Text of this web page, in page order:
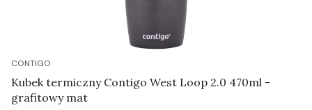
CONTIGO
Kubek termiczny Contigo West Loop 2.0 470ml -
grafitowy mat